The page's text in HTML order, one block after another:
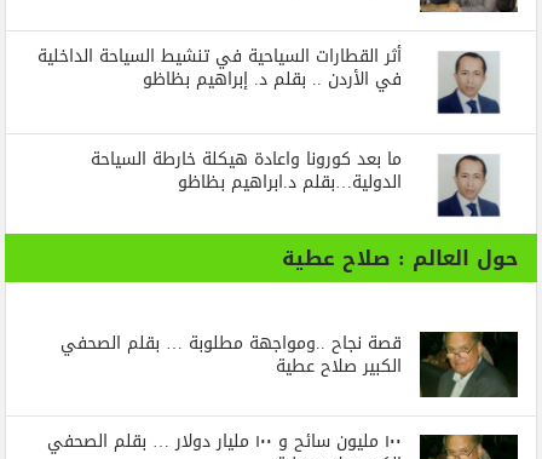
أثر القطارات السياحية في تنشيط السياحة الداخلية
في الأردن .. بقلم د. إبراهيم بظاظو
ما بعد كورونا واعادة هيكلة خارطة السياحة
الدولية…بقلم د.ابراهيم بظاظو
حول العالم : صلاح عطية
قصة نجاح ..ومواجهة مطلوبة … بقلم الصحفي
الكبير صلاح عطية
١٠٠ مليون سائح و ١٠٠ مليار دولار … بقلم الصحفي